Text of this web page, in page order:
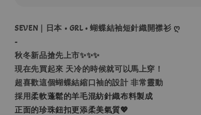
SEVEN｜日本 • GRL • 蝴蝶結袖短針織開襟衫 ღ
-
秋冬新品搶先上市✨✨✨
現在先買起來 天冷的時候就可以馬上穿！
超喜歡這個蝴蝶結縮口袖的設計 非常靈動
採用柔軟蓬鬆的羊毛混紡針織布料製成
正面的珍珠鈕扣更添柔美氣質💖